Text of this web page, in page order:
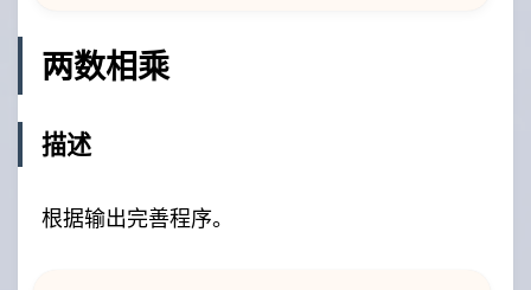
两数相乘
描述
根据输出完善程序。